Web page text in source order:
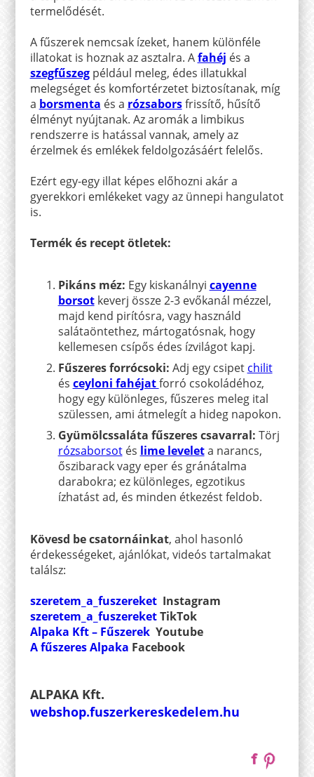
termelődését.
A fűszerek nemcsak ízeket, hanem különféle
illatokat is hoznak az asztalra. Afahéj és a
szegfűszegpéldául meleg, édes illatukkal
melegséget és komfortérzetet biztosítanak, míg
a borsmenta és a rózsaborsfrissítő, hűsítő
élményt nyújtanak. Az aromák a limbikus
rendszerre is hatással vannak, amely az
érzelmek és emlékek feldolgozásáért felelős.
Ezért egy-egy illat képes előhozni akár a
gyerekkori emlékeket vagy az ünnepi hangulatot
is.
Termék és recept ötletek:
Pikáns méz: Egy kiskanálnyi cayenne
borsotkeverj össze 2-3 evőkanál mézzel,
majd kend pirítósra, vagy használd
salátaöntethez, mártogatósnak, hogy
kellemesen csípős édes ízvilágot kapj.
Fűszeres forrócsoki: Adj egy csipet chilit
és ceyloni fahéjatforró csokoládéhoz,
hogy egy különleges, fűszeres meleg ital
szülessen, ami átmelegít a hideg napokon.
Gyümölcssaláta fűszeres csavarral: Törj
rózsaborsotés lime leveleta narancs,
őszibarack vagy eper és gránátalma
darabokra; ez különleges, egzotikus
ízhatást ad, és minden étkezést feldob.
Kövesd be csatornáinkat, ahol hasonló
érdekességeket, ajánlókat, videós tartalmakat
találsz:
szeretem_a_fuszereketInstagram
szeretem_a_fuszereketTikTok
Alpaka Kft – Fűszerek Youtube
A fűszeres Alpaka Facebook
ALPAKA Kft.
webshop.fuszerkereskedelem.hu